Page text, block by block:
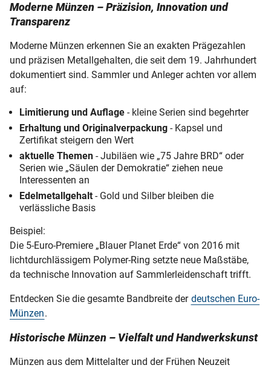
Moderne Münzen – Präzision, Innovation und
Transparenz
Moderne Münzen erkennen Sie an exakten Prägezahlen
und präzisen Metallgehalten, die seit dem 19. Jahrhundert
dokumentiert sind. Sammler und Anleger achten vor allem
auf:
Limitierung und Auflage - kleine Serien sind begehrter
Erhaltung und Originalverpackung - Kapsel und
Zertifikat steigern den Wert
aktuelle Themen - Jubiläen wie „75 Jahre BRD“ oder
Serien wie „Säulen der Demokratie“ ziehen neue
Interessenten an
Edelmetallgehalt - Gold und Silber bleiben die
verlässliche Basis
Beispiel:
Die 5-Euro-Premiere „Blauer Planet Erde“ von 2016 mit
lichtdurchlässigem Polymer-Ring setzte neue Maßstäbe,
da technische Innovation auf Sammlerleidenschaft trifft.
Entdecken Sie die gesamte Bandbreite der deutschen Euro-
Münzen.
Historische Münzen – Vielfalt und Handwerkskunst
Münzen aus dem Mittelalter und der Frühen Neuzeit